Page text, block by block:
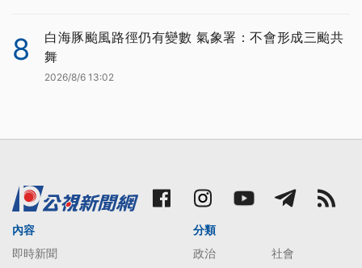
8
白海豚颱風路徑仍有變數 氣象署：不會形成三颱共
舞
2026/8/6 13:02
內容
即時新聞
分類
政治
社會